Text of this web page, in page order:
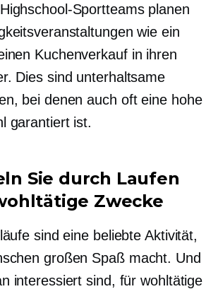
Sportteams planen
wie ein
Kuchenverkauf in ihren
Dies sind unterhaltsame
bei denen auch oft eine hohe
garantiert ist.
Sie durch Laufen
Zwecke
sind eine beliebte Aktivität,
großen Spaß macht. Und
interessiert sind, für wohltätige